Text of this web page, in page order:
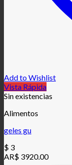
Add to Wishlist
Vista Rápida
Sin existencias
Alimentos
geles gu
$ 3
AR$ 3920.00